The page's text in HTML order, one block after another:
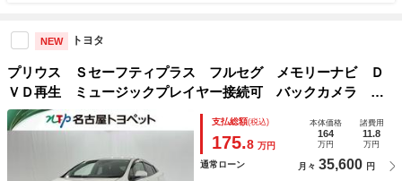
NEW トヨタ
プリウス Ｓセーフティプラス フルセグ メモリーナビ Ｄ
ＶＤ再生 ミュージックプレイヤー接続可 バックカメラ 衝
突被害軽減システム ＥＴＣ ドラレコ ＬＥＤヘッドランプ
支払総額(税込)
175.8 万円
本体価格
164
万円
諸費用
11.8
万円
通常ローン 月々 35,600 円